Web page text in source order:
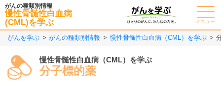
がんの種類別情報
慢性骨髄性白血病
(CML)を学ぶ
メニュー
がんを学ぶ がんの種類別情報 慢性骨髄性白血病（CML）を学ぶ
慢性骨髄性白血病（CML）を学ぶ
分子標的薬